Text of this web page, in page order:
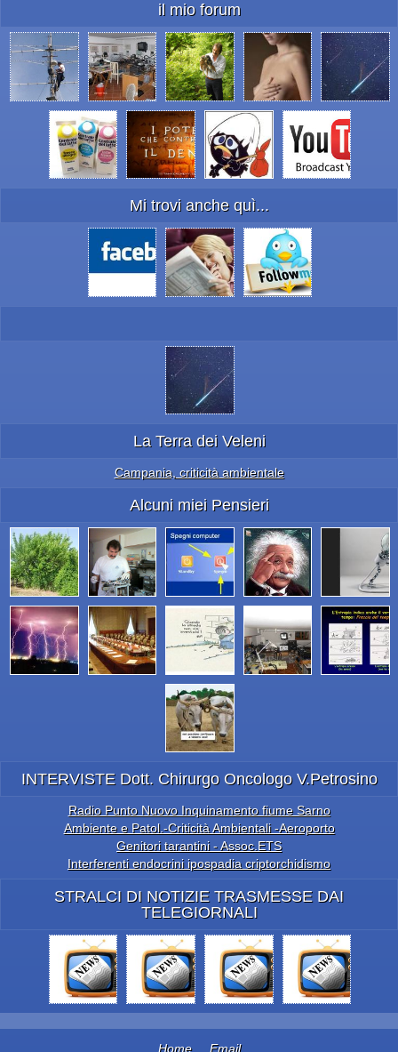
il mio forum
Mi trovi anche quì...
La Terra dei Veleni
Campania, criticità ambientale
Alcuni miei Pensieri
INTERVISTE Dott. Chirurgo Oncologo V.Petrosino
Radio Punto Nuovo Inquinamento fiume Sarno
Ambiente e Patol.-Criticità Ambientali -Aeroporto
Genitori tarantini - Assoc.ETS
Interferenti endocrini ipospadia criptorchidismo
STRALCI DI NOTIZIE TRASMESSE DAI
TELEGIORNALI
Home Email